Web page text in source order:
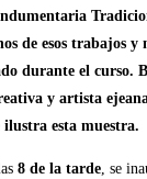
de esos trabajos y
durante el curso.
y artista
esta muestra.
8 de la tarde , se